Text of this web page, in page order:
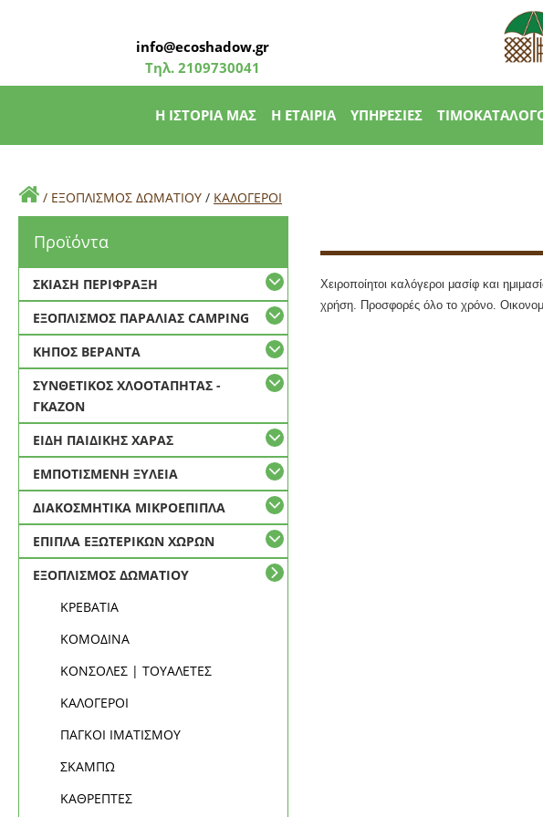
info@ecoshadow.gr
Τηλ.2109730041
Η ΙΣΤΟΡΙΑ ΜΑΣ Η ΕΤΑΙΡΙΑ ΥΠΗΡΕΣΙΕΣ
/ ΕΞΟΠΛΙΣΜΟΣ ΔΩΜΑΤΙΟΥ / ΚΑΛΟΓΕΡΟΙ
Προϊόντα
ΣΚΙΑΣΗ ΠΕΡΙΦΡΑΞΗ
ΕΞΟΠΛΙΣΜΟΣ ΠΑΡΑΛΙΑΣ CAMPING
ΚΗΠΟΣ ΒΕΡΑΝΤΑ
ΣΥΝΘΕΤΙΚΟΣ ΧΛΟΟΤΑΠΗΤΑΣ -
ΓΚΑΖΟΝ
ΕΙΔΗ ΠΑΙΔΙΚΗΣ ΧΑΡΑΣ
ΕΜΠΟΤΙΣΜΕΝΗ ΞΥΛΕΙΑ
ΔΙΑΚΟΣΜΗΤΙΚΑ ΜΙΚΡΟΕΠΙΠΛΑ
ΕΠΙΠΛΑ ΕΞΩΤΕΡΙΚΩΝ ΧΩΡΩΝ
ΕΞΟΠΛΙΣΜΟΣ ΔΩΜΑΤΙΟΥ
ΚΡΕΒΑΤΙΑ
ΚΟΜΟΔΙΝΑ
ΚΟΝΣΟΛΕΣ | ΤΟΥΑΛΕΤΕΣ
ΚΑΛΟΓΕΡΟΙ
ΠΑΓΚΟΙ ΙΜΑΤΙΣΜΟΥ
ΣΚΑΜΠΩ
ΚΑΘΡΕΠΤΕΣ
Χειροποίητοι καλόγεροι μασίφ και
χρήση. Προσφορές όλο το χρόνο.